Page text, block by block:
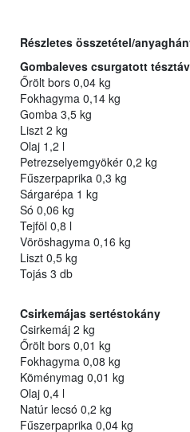
Részletes összetétel/
Gombaleves csurgatott
Őrölt bors 0,04 kg
Fokhagyma 0,14 kg
Gomba 3,5 kg
Liszt 2 kg
Olaj 1,2 l
Petrezselyemgyökér 0,2 kg
Fűszerpaprika 0,3 kg
Sárgarépa 1 kg
Só 0,06 kg
Tejföl 0,8 l
Vöröshagyma 0,16 kg
Liszt 0,5 kg
Tojás 3 db
Csirkemájas sertéstokány
Csirkemáj 2 kg
Őrölt bors 0,01 kg
Fokhagyma 0,08 kg
Köménymag 0,01 kg
Olaj 0,4 l
Natúr lecsó 0,2 kg
Fűszerpaprika 0,04 kg